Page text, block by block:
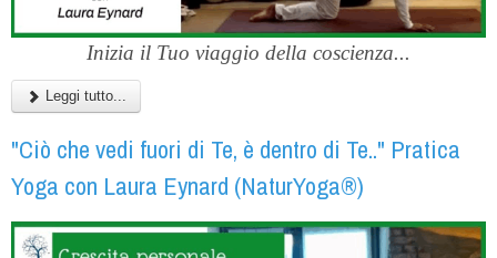
Inizia il Tuo viaggio della coscienza...
Leggi tutto...
"Ciò che vedi fuori di Te, è dentro di Te.." Pratica
Yoga con Laura Eynard (NaturYoga®)